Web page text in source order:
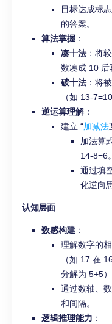
目标达成标
的答案。
算法掌握 ：
凑十法 ：将
数凑成 10 后
破十法 ：将
（如 13-
逆运算理解：
建立 “加减法
加法算
14-8=6。
通过填
化逆向
认知层面
数感构建 ：
理解数字的
（如 17 在
分解为 5+5）
通过数轴、
和间隔。
逻辑推理能力 ：